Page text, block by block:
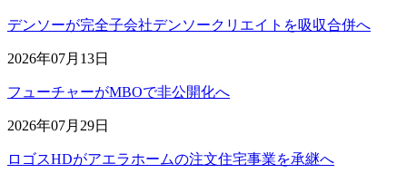
デンソーが完全子会社デンソークリエイトを吸収合併へ
2026年07月13日
フューチャーがMBOで非公開化へ
2026年07月29日
ロゴスHDがアエラホームの注文住宅事業を承継へ